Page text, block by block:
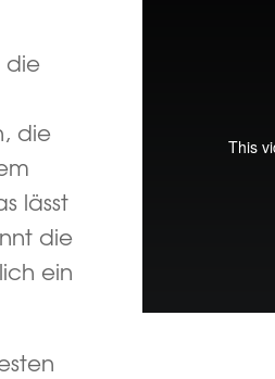
die
die
lässt
die
ein